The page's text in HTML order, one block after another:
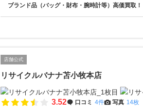
ブランド品（バッグ・財布・腕時計等）高価買取！
店舗公式
リサイクルバナナ苫小牧本店
3.52 口コミ 4件 写真 14枚